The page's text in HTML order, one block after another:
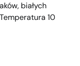
białych
10